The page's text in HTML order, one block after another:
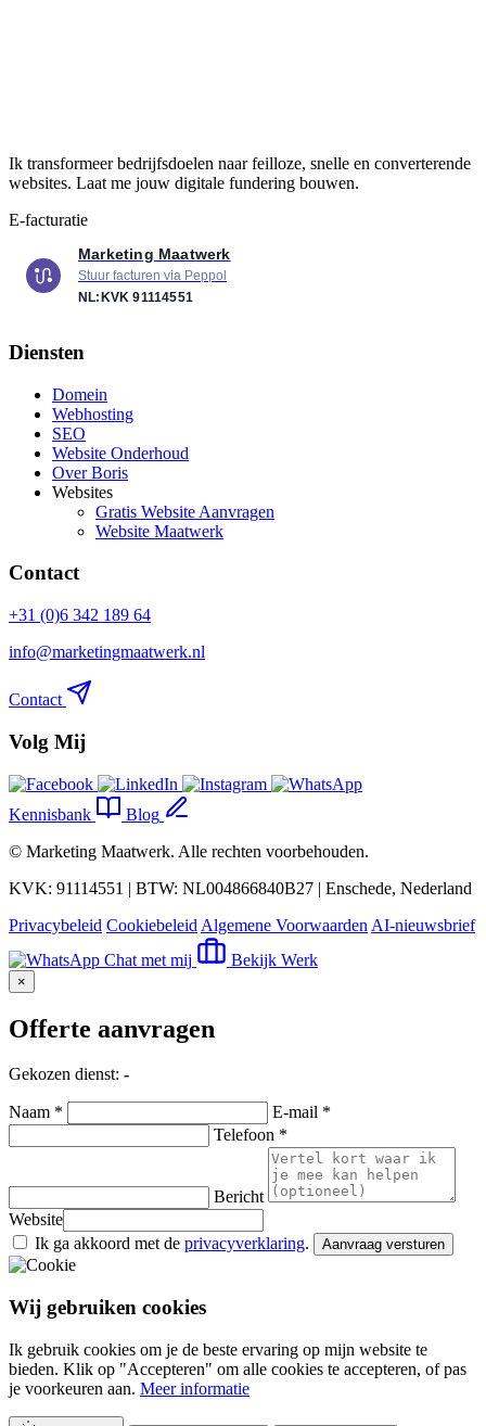
Ik transformeer bedrijfsdoelen naar feilloze, snelle en converterende
websites. Laat me jouw digitale fundering bouwen.
E-facturatie
Marketing Maatwerk
Stuur facturen via Peppol
NL:KVK 91114551
Diensten
Domein
Webhosting
SEO
Website Onderhoud
Over Boris
Websites
Gratis Website Aanvragen
Website Maatwerk
Contact
+31 (0)6 342 189 64
info@marketingmaatwerk.nl
Contact
Volg Mij
Kennisbank
Blog
© Marketing Maatwerk. Alle rechten voorbehouden.
KVK: 91114551 | BTW: NL004866840B27 | Enschede, Nederland
Privacybeleid Cookiebeleid Algemene Voorwaarden AI-nieuwsbrief
Chat met mij
Bekijk Werk
×
Offerte aanvragen
Gekozen dienst: -
Naam *
E-mail *
Telefoon *
Bericht
Website
Ik ga akkoord met de privacyverklaring. Aanvraag versturen
Wij gebruiken cookies
Ik gebruik cookies om je de beste ervaring op mijn website te
bieden. Klik op "Accepteren" om alle cookies te accepteren, of pas
je voorkeuren aan. Meer informatie